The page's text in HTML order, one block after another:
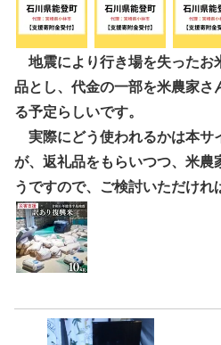
地震により行き場を失ったお
品とし、代金の一部を米農家さ
る予定らしいです。
実際にどう使われるかは本サ
が、返礼品をもらいつつ、米農
うですので、ご検討いただけれ